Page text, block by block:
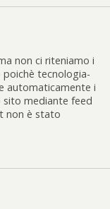
non ci riteniamo i
tecnologia-
automaticamente i
mediante feed
non è stato